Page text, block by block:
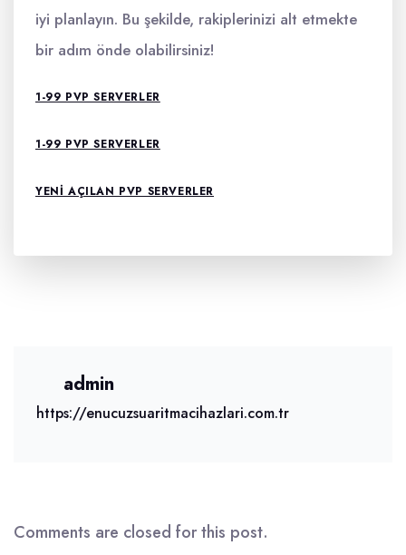
iyi planlayın. Bu şekilde, rakiplerinizi alt etmekte
bir adım önde olabilirsiniz!
1-99 PVP SERVERLER
1-99 PVP SERVERLER
YENI AÇILAN PVP SERVERLER
admin
https://enucuzsuaritmacihazlari.com.tr
Comments are closed for this post.